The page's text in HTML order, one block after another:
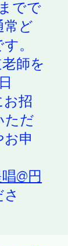
でで
常ど
。
師を
お招
ただ
お申
@円